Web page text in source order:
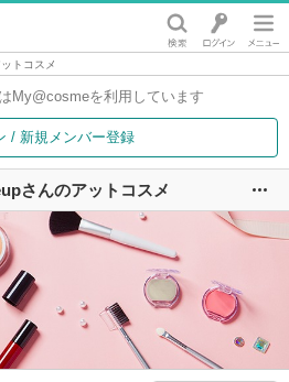
トコスメ
My@cosmeを利用しています
/ 新規メンバー登録
さんのアットコスメ